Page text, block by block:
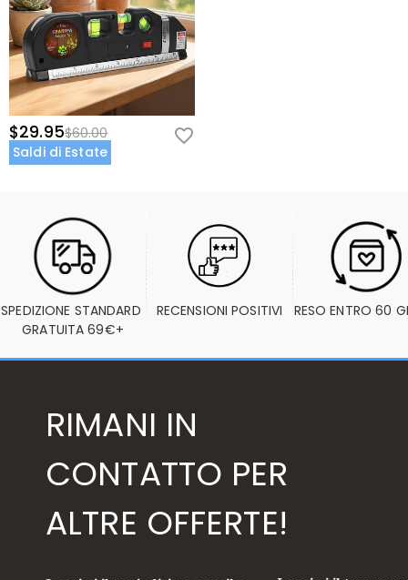
$29.95$60.00
Saldi di Estate
SPEDIZIONE STANDARD
GRATUITA 69€+
RECENSIONI POSITIVI RESO ENTRO 60
RIMANI IN
CONTATTO PER
ALTRE OFFERTE!